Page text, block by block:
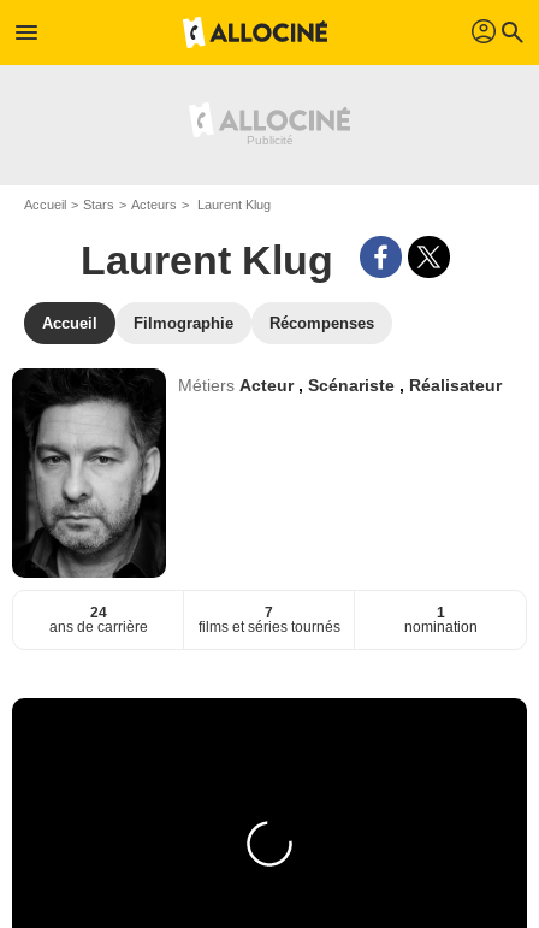
menu profil search
Accueil Stars Acteurs Laurent Klug
Laurent Klug
Accueil Filmographie Récompenses
MétiersActeur ,Scénariste , Réalisateur
24
ans de carrière
7
films et séries tournés
1
nomination